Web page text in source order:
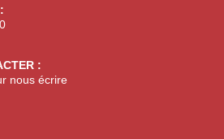
:
nous écrire